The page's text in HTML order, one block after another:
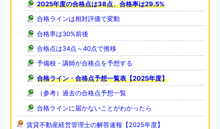
2025年度の合格点は38点、合格率は29.5%
合格ラインは相対評価で変動
合格率は30%前後
合格点は34点～40点で推移
予備校・講師が合格点を予想する
合格ライン・合格点予想一覧表【2025年度】
（参考）過去の合格点予想一覧
合格ラインに届かないことがわかったら
賃貸不動産経営管理士の解答速報【2025年度】